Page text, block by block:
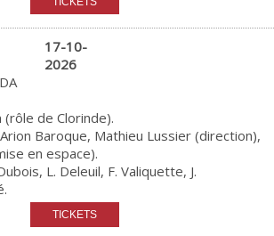
17-10-
2026
(rôle de Clorinde).
Baroque, Mathieu Lussier (direction),
en espace).
L. Deleuil, F. Valiquette, J.